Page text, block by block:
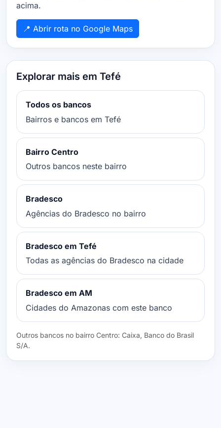
acima.
📍 Abrir rota no Google Maps
Explorar mais em Tefé
Todos os bancos
Bairros e bancos em Tefé
Bairro Centro
Outros bancos neste bairro
Bradesco
Agências do Bradesco no bairro
Bradesco em Tefé
Todas as agências do Bradesco na cidade
Bradesco em AM
Cidades do Amazonas com este banco
Outros bancos no bairro Centro: Caixa, Banco do Brasil
S/A.